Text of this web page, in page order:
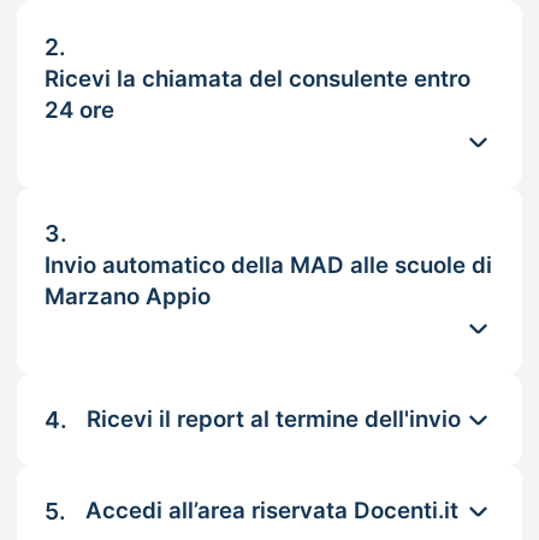
2.
Ricevi la chiamata del consulente entro
24 ore
3.
Invio automatico della MAD alle scuole di
Marzano Appio
4. Ricevi il report al termine dell'invio
5. Accedi all’area riservata Docenti.it